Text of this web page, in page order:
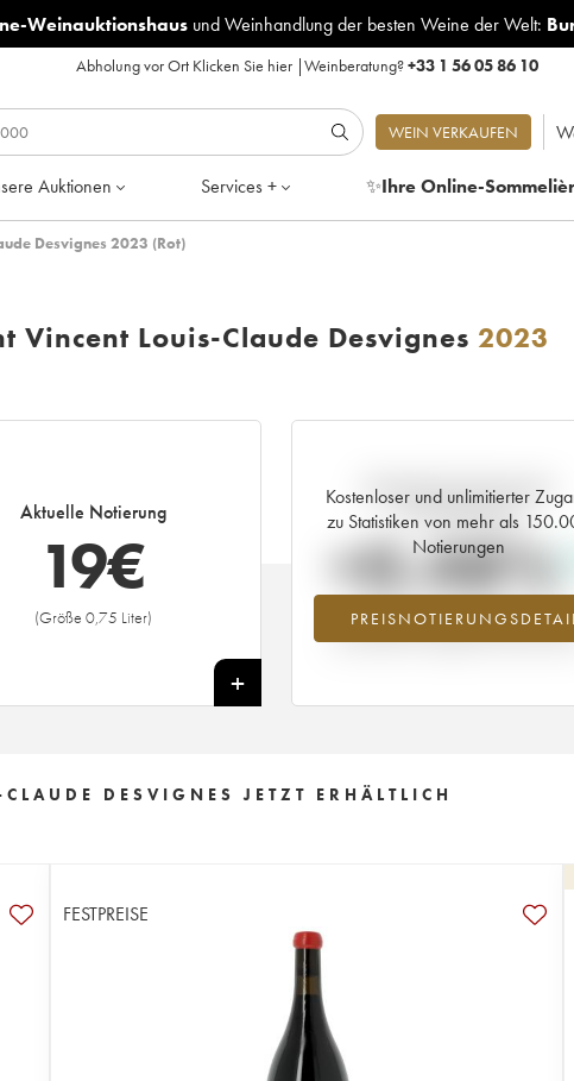
Weinauktionshausund Weinhandlung der besten Weine der Welt:
Abholung vor Ort Klicken Sie hier|Weinberatung?+33 1 56 05 86 10
WEIN VERKAUFEN
Auktionen Services + ✨Ihre Online-
Desvignes 2023 (Rot)
Vincent Louis-Claude Desvignes 2023
Aktuelle Notierung
19€
(Größe 0,75 Liter)
+
Kostenloser und unlimitierter
zu Statistiken von mehr als
Notierungen
Aktuelle Entwicklung der
Preisnotierung
+0.48%
Preisanstiegs des Jahrgangs 2023
Jahr 2026 im Vergleich zum Jahr
DESVIGNES JETZT ERHÄLTLICH
FESTPREISE